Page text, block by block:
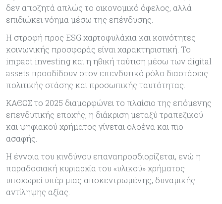
δεν αποζητά απλώς το οικονομικό όφελος, αλλά
επιδιώκει νόημα μέσω της επένδυσης.
Η στροφή προς ESG χαρτοφυλάκια και κοινότητες
κοινωνικής προσφοράς είναι χαρακτηριστική. Το
impact investing και η ηθική ταύτιση μέσω των digital
assets προσδίδουν στον επενδυτικό ρόλο διαστάσεις
πολιτικής στάσης και προσωπικής ταυτότητας.
ΚΑΘΩΣ το 2025 διαμορφώνει το πλαίσιο της επόμενης
επενδυτικής εποχής, η διάκριση μεταξύ τραπεζικού
και ψηφιακού χρήματος γίνεται ολοένα και πιο
ασαφής.
Η έννοια του κινδύνου επαναπροσδιορίζεται, ενώ η
παραδοσιακή κυριαρχία του «υλικού» χρήματος
υποχωρεί υπέρ μιας αποκεντρωμένης, δυναμικής
αντίληψης αξίας.